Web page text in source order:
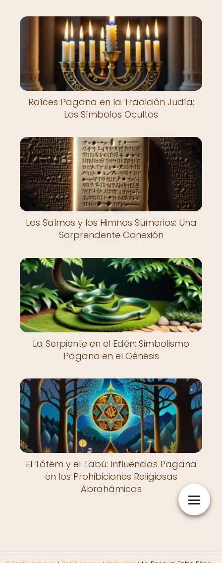
Raíces Pagana en la Tradición Judía:
Los Símbolos Ocultos
Los Salmos y los Himnos Sumerios: Una
Sorprendente Conexión
La Serpiente en el Edén: Simbolismo
Pagano en el Génesis
El Tótem y el Tabú: Influencias Pagana
en los Prohibiciones Religiosas
Abrahámicas